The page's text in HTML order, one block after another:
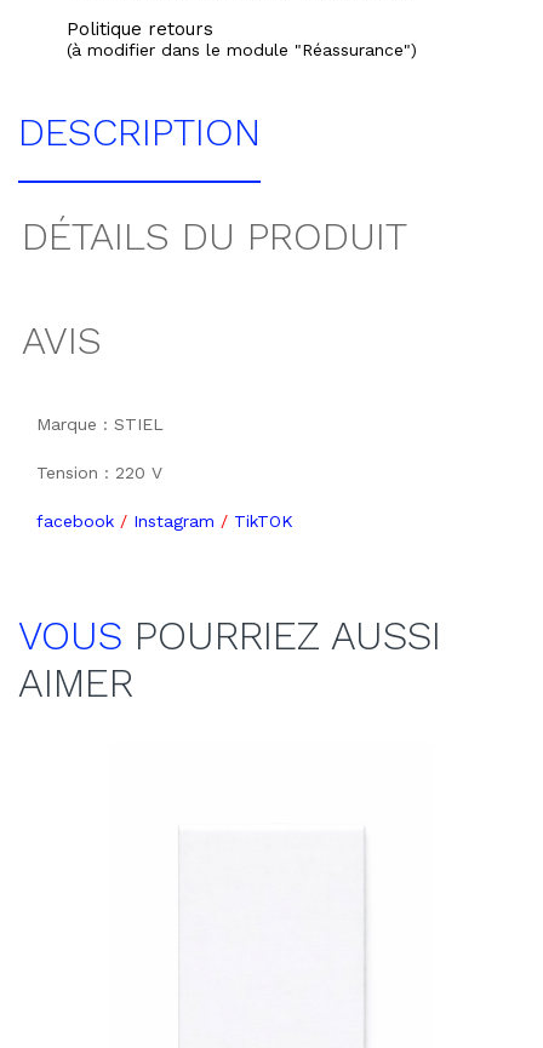
Politique retours
(à modifier dans le module "Réassurance")
DESCRIPTION
DÉTAILS DU PRODUIT
AVIS
Marque : STIEL
Tension : 220 V
facebook / Instagram / TikTOK
VOUS POURRIEZ AUSSI
AIMER